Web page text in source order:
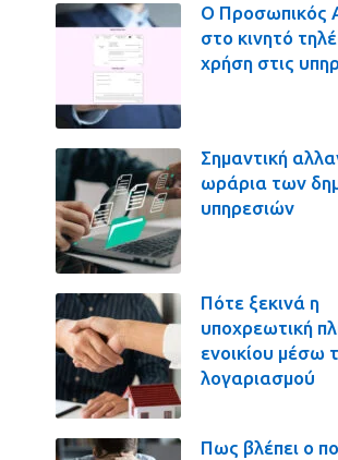
Ο Προσωπικός
στο κινητό
χρήση στις
Σημαντική
ωράρια των
υπηρεσιών
Πότε ξεκινά η
υποχρεωτική
ενοικίου μέσω
λογαριασμού
Πως βλέπει ο